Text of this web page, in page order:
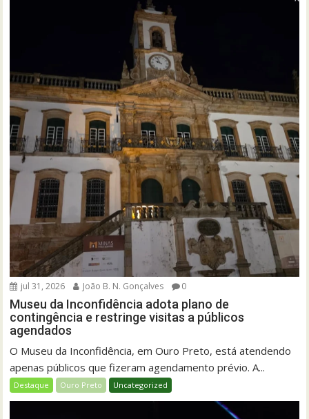
jul 31, 2026 João B. N. Gonçalves 0
Museu da Inconfidência adota plano de
contingência e restringe visitas a públicos
agendados
O Museu da Inconfidência, em Ouro Preto, está atendendo
apenas públicos que fizeram agendamento prévio. A...
Destaque Ouro Preto Uncategorized